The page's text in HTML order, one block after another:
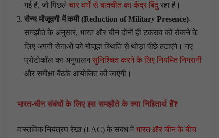
गई है, जो पिछले चार वर्षों से बातचीत का केंद्र बिंदु रहा है।
सैन्य मौजूदगी में कमी (Reduction of Military Presence)-
समझौते के अनुसार, भारत और चीन दोनों ही टकराव को रोकने के
लिए अपनी सेनाओं को मौजूदा स्थिति से थोड़ा पीछे हटाएंगे। नए
प्रोटोकॉल का अनुपालन सुनिश्चित करने के लिए नियमित निगरानी
और समीक्षा बैठकें आयोजित की जाएंगी।
भारत-चीन संबंधों के लिए इस समझौते के क्या निहितार्थ हैं?
वास्तविक नियंत्रण रेखा (LAC) के संबंध मेंभारत और चीन के बीच